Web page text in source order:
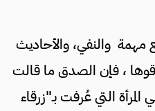
مهمة والنفي، والأحاديث
، فإن الصدق ما قالت
التي عُرفت بـ"زرقاء